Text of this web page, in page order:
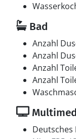
Bad
Anzahl
Anzahl
Anzahl
Anzahl
Deutsches